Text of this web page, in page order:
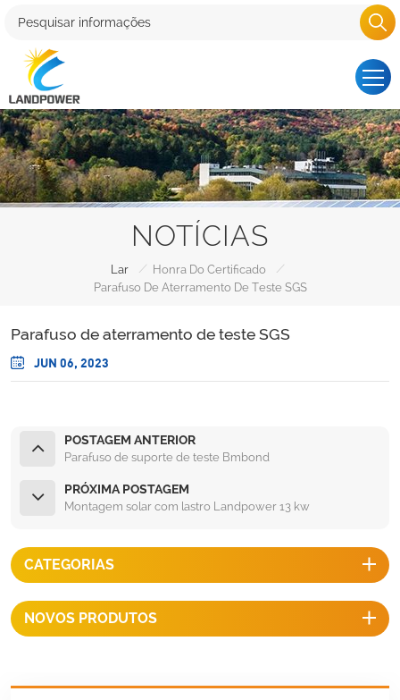
NOTÍCIAS
Lar / Honra Do Certificado
/
Parafuso De Aterramento De Teste SGS
Parafuso de aterramento de teste SGS
JUN 06, 2023
POSTAGEM ANTERIOR
Parafuso de suporte de teste Bmbond
PRÓXIMA POSTAGEM
Montagem solar com lastro Landpower 13 kw
CATEGORIAS
NOVOS PRODUTOS